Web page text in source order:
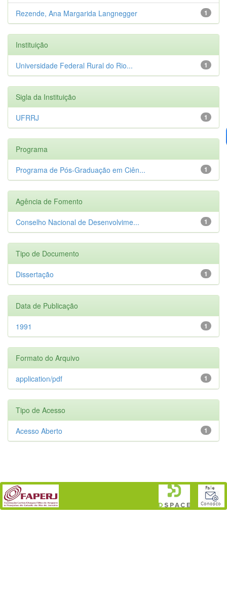
1
Rezende, Ana Margarida Langnegger
Instituição
1
Universidade Federal Rural do Rio...
Sigla da Instituição
1
UFRRJ
Programa
1
Programa de Pós-Graduação em Ciên...
Agência de Fomento
1
Conselho Nacional de Desenvolvime...
Tipo de Documento
1
Dissertação
Data de Publicação
1
1991
Formato do Arquivo
1
application/pdf
Tipo de Acesso
1
Acesso Aberto